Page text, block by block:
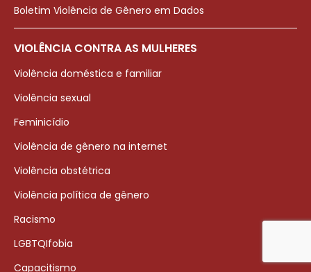
Boletim Violência de Gênero em Dados
VIOLÊNCIA CONTRA AS MULHERES
Violência doméstica e familiar
Violência sexual
Feminicídio
Violência de gênero na internet
Violência obstétrica
Violência política de gênero
Racismo
LGBTQIfobia
Capacitismo